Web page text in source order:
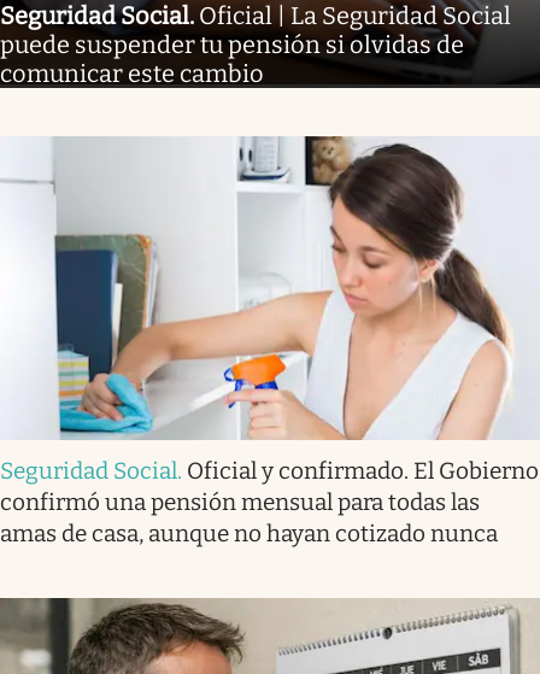
Seguridad Social. Oficial | La Seguridad Social
puede suspender tu pensión si olvidas de
comunicar este cambio
Seguridad Social. Oficial y confirmado. El Gobierno
confirmó una pensión mensual para todas las
amas de casa, aunque no hayan cotizado nunca